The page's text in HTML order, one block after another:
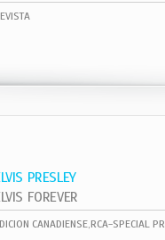
PRESLEY
FOREVER
CANADIENSE,RCA-SPECIAL